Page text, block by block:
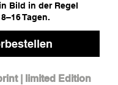
Bild in der Regel
Tagen.
| limited Edition